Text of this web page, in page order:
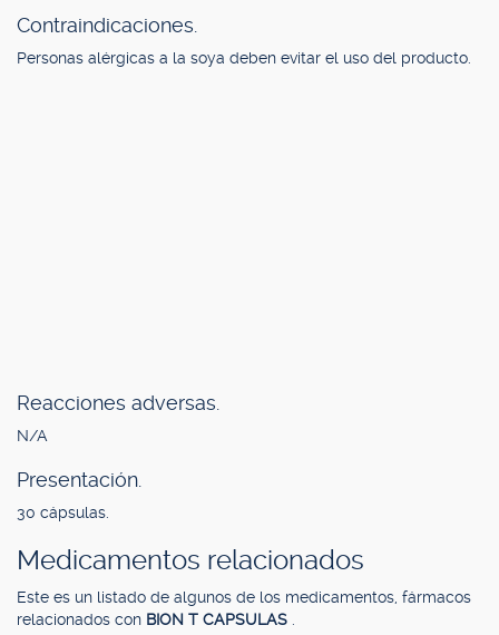
Contraindicaciones.
Personas alérgicas a la soya deben evitar el uso del producto.
Reacciones adversas.
N/A
Presentación.
30 cápsulas.
Medicamentos relacionados
Este es un listado de algunos de los medicamentos, fármacos
relacionados con BION T CAPSULAS